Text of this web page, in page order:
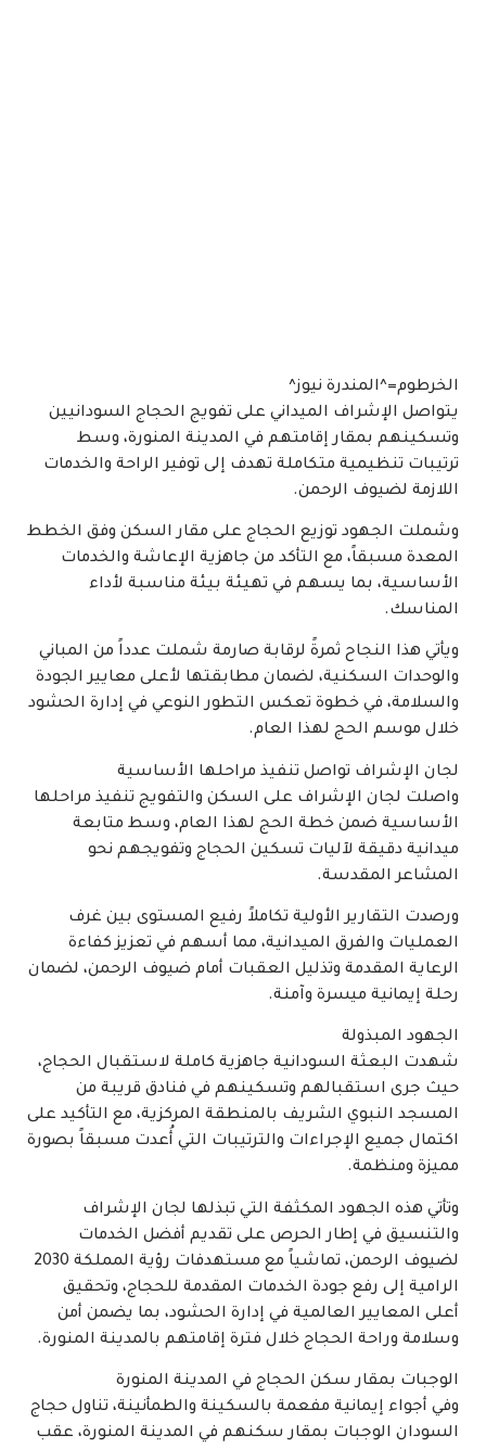
الخرطوم=^المندرة نيوز^
يتواصل الإشراف الميداني على تفويج الحجاج السودانيين
وتسكينهم بمقار إقامتهم في المدينة المنورة، وسط
ترتيبات تنظيمية متكاملة تهدف إلى توفير الراحة والخدمات
اللازمة لضيوف الرحمن.
وشملت الجهود توزيع الحجاج على مقار السكن وفق الخطط
المعدة مسبقاً، مع التأكد من جاهزية الإعاشة والخدمات
الأساسية، بما يسهم في تهيئة بيئة مناسبة لأداء
المناسك.
ويأتي هذا النجاح ثمرةً لرقابة صارمة شملت عدداً من المباني
والوحدات السكنية، لضمان مطابقتها لأعلى معايير الجودة
والسلامة، في خطوة تعكس التطور النوعي في إدارة الحشود
خلال موسم الحج لهذا العام.
لجان الإشراف تواصل تنفيذ مراحلها الأساسية
واصلت لجان الإشراف على السكن والتفويج تنفيذ مراحلها
الأساسية ضمن خطة الحج لهذا العام، وسط متابعة
ميدانية دقيقة لآليات تسكين الحجاج وتفويجهم نحو
المشاعر المقدسة.
ورصدت التقارير الأولية تكاملاً رفيع المستوى بين غرف
العمليات والفرق الميدانية، مما أسهم في تعزيز كفاءة
الرعاية المقدمة وتذليل العقبات أمام ضيوف الرحمن، لضمان
رحلة إيمانية ميسرة وآمنة.
الجهود المبذولة
شهدت البعثة السودانية جاهزية كاملة لاستقبال الحجاج،
حيث جرى استقبالهم وتسكينهم في فنادق قريبة من
المسجد النبوي الشريف بالمنطقة المركزية، مع التأكيد على
اكتمال جميع الإجراءات والترتيبات التي أُعدت مسبقاً بصورة
مميزة ومنظمة.
وتأتي هذه الجهود المكثفة التي تبذلها لجان الإشراف
والتنسيق في إطار الحرص على تقديم أفضل الخدمات
لضيوف الرحمن، تماشياً مع مستهدفات رؤية المملكة 2030
الرامية إلى رفع جودة الخدمات المقدمة للحجاج، وتحقيق
أعلى المعايير العالمية في إدارة الحشود، بما يضمن أمن
وسلامة وراحة الحجاج خلال فترة إقامتهم بالمدينة المنورة.
الوجبات بمقار سكن الحجاج في المدينة المنورة
وفي أجواء إيمانية مفعمة بالسكينة والطمأنينة، تناول حجاج
السودان الوجبات بمقار سكنهم في المدينة المنورة، عقب